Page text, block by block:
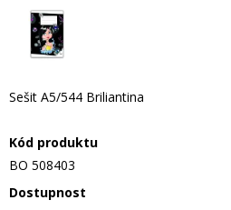
Sešit A5/544 Briliantina
Kód produktu
BO 508403
Dostupnost